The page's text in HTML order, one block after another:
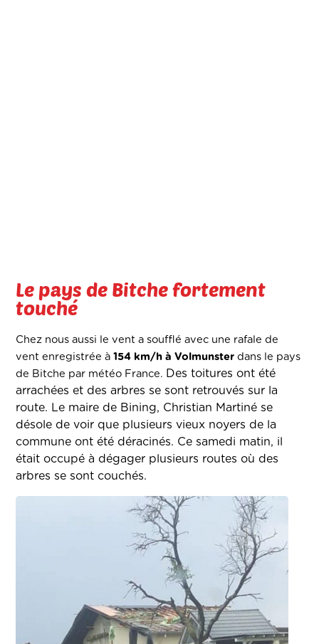
Le pays de Bitche fortement
touché
Chez nous aussi le vent a soufflé avec une rafale de
vent enregistrée à154 km/h à Volmunster dans le pays
de Bitche par météo France. Des toitures ont été
arrachées et des arbres se sont retrouvés sur la
route. Le maire de Bining, Christian Martiné se
désole de voir que plusieurs vieux noyers de la
commune ont été déracinés. Ce samedi matin, il
était occupé à dégager plusieurs routes où des
arbres se sont couchés.